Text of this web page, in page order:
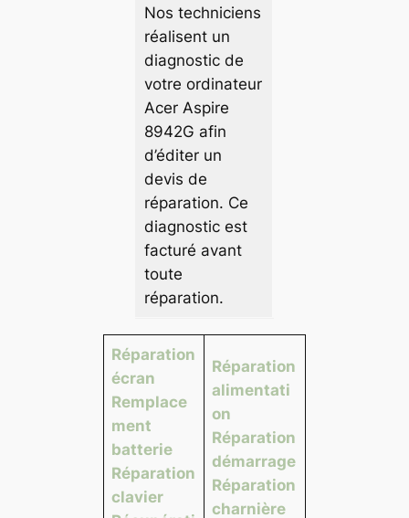
Nos techniciens
réalisent un
diagnostic de
votre ordinateur
Acer Aspire
8942G afin
d’éditer un
devis de
réparation. Ce
diagnostic est
facturé avant
toute
réparation.
Réparation
écran
Remplace
ment
batterie
Réparation
clavier
Réparation
alimentati
on
Réparation
démarrage
Réparation
charnière